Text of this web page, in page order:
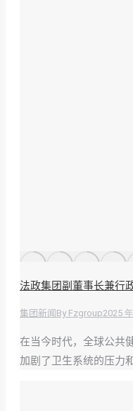
法政集团副董事长兼行
集团新闻 By Fzgroup2025
在当今时代，全球公共
加剧了卫生系统的压力